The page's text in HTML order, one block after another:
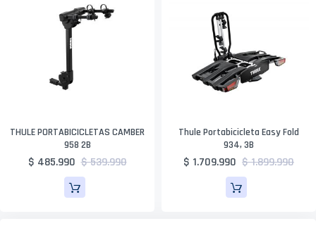
THULE PORTABICICLETAS CAMBER
958 2B
$ 485.990 $ 539.990
Thule Portabicicleta Easy Fold
934, 3B
$ 1.709.990 $ 1.899.990